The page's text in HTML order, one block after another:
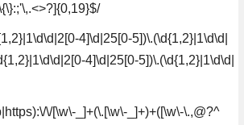
4]\d|25[0-5])\.(\d{1,2}|1\d\d|
4]\d|25[0-5])\.(\d{1,2}|1\d\d|
\/[\w\-_]+(\.[\w\-_]+)+([\w\-\.,@?^